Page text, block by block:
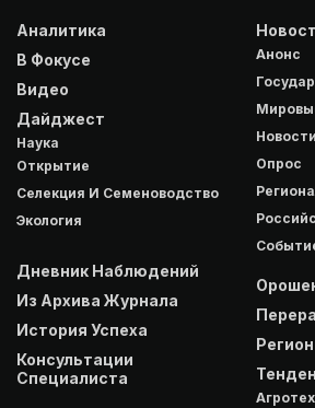
Аналитика
В Фокусе
Видео
Дайджест
Наука
Открытие
Селекция И Семеноводство
Экология
Дневник Наблюдений
Из Архива Журнала
История Успеха
Консультации
Специалиста
Анонс
Опрос
Регион